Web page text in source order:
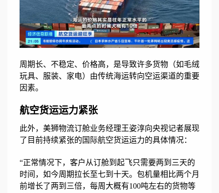
周期长、不稳定、价格高，是导致许多货物（如毛绒
玩具、服装、家电）由传统海运转向空运渠道的重要
因素。
航空货运运力紧张
此外，美狮物流订舱业务经理王姿淳向央视记者展现
了目前持续紧张的国际航空货运运力的具体情况：
“正常情况下，客户从订舱到起飞只需要两到三天的
时间，如今周期拉长至七到十天。包机量相比两个月
前增长了两到三倍，每周大概有100吨左右的货物等